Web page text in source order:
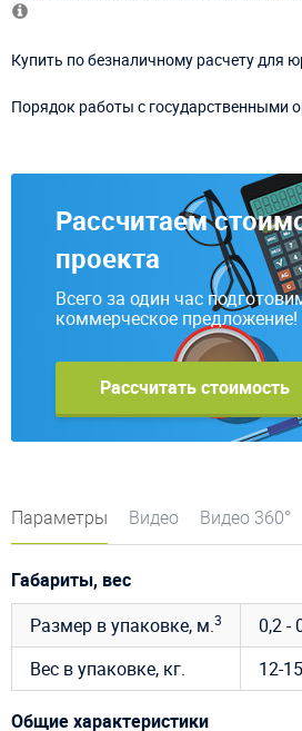
Купить по безналичному расчету для
Порядок работы с государственными
Рассчитаем
проекта
Всего за один час
коммерческое предложение!
Рассчитать стоимость
Параметры Видео Видео 360°
Габариты, вес
Размер в упаковке, м.3
0,2 -
Вес в упаковке, кг.
12-
Общие характеристики